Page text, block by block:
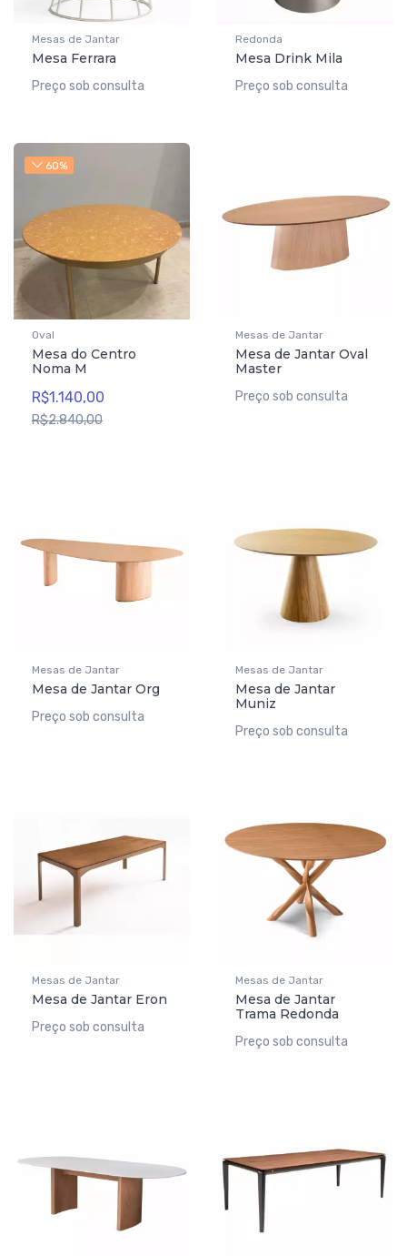
Mesas de Jantar
Mesa Ferrara
Preço sob consulta
Redonda
Mesa Drink Mila
Preço sob consulta
60%
Oval
Mesa do Centro
Noma M
R$1.140,00
R$2.840,00
Mesas de Jantar
Mesa de Jantar Oval
Master
Preço sob consulta
Mesas de Jantar
Mesa de Jantar Org
Preço sob consulta
Mesas de Jantar
Mesa de Jantar
Muniz
Preço sob consulta
Mesas de Jantar
Mesa de Jantar Eron
Preço sob consulta
Mesas de Jantar
Mesa de Jantar
Trama Redonda
Preço sob consulta